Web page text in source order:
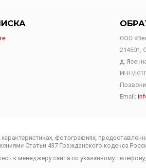
ООО
214501,
д.
ИНН/
Email:
фотографиях,
Статьи 437 Гражданского кодекса
к менеджеру сайта по указанному